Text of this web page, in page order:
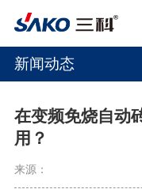
新闻动态
在变频免烧自动
用？
来源：